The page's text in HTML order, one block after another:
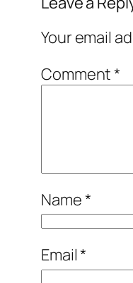
Your email
Comment*
Name*
Email*